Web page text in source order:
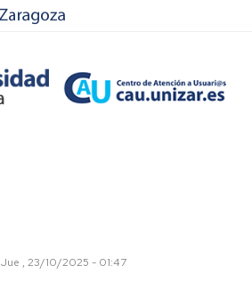
Jue , 23/10/2025 - 01:47